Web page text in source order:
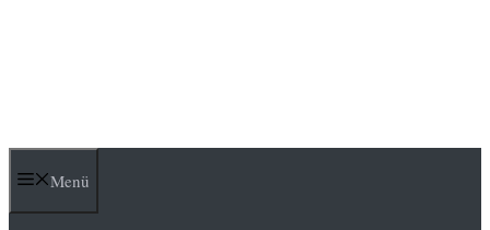
Menü